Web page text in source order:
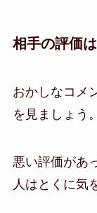
相手の評価
おかしなコメ
を見ましょう。
悪い評価があ
人はとくに気